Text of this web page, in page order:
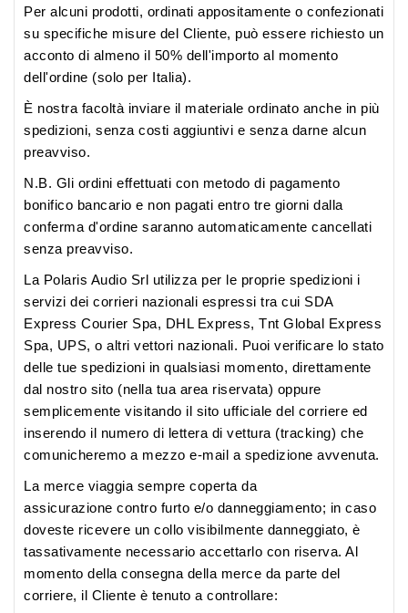
Per alcuni prodotti, ordinati appositamente o confezionati
su specifiche misure del Cliente, può essere richiesto un
acconto di almeno il 50% dell'importo al momento
dell'ordine (solo per Italia).
È nostra facoltà inviare il materiale ordinato anche in più
spedizioni, senza costi aggiuntivi e senza darne alcun
preavviso.
N.B. Gli ordini effettuati con metodo di pagamento
bonifico bancario e non pagati entro tre giorni dalla
conferma d'ordine saranno automaticamente cancellati
senza preavviso.
La Polaris Audio Srl utilizza per le proprie spedizioni i
servizi dei corrieri nazionali espressi tra cui SDA
Express Courier Spa, DHL Express, Tnt Global Express
Spa, UPS, o altri vettori nazionali. Puoi verificare lo stato
delle tue spedizioni in qualsiasi momento, direttamente
dal nostro sito (nella tua area riservata) oppure
semplicemente visitando il sito ufficiale del corriere ed
inserendo il numero di lettera di vettura (tracking) che
comunicheremo a mezzo e-mail a spedizione avvenuta.
La merce viaggia sempre coperta da
assicurazione contro furto e/o danneggiamento; in caso
doveste ricevere un collo visibilmente danneggiato, è
tassativamente necessario accettarlo con riserva. Al
momento della consegna della merce da parte del
corriere, il Cliente è tenuto a controllare: